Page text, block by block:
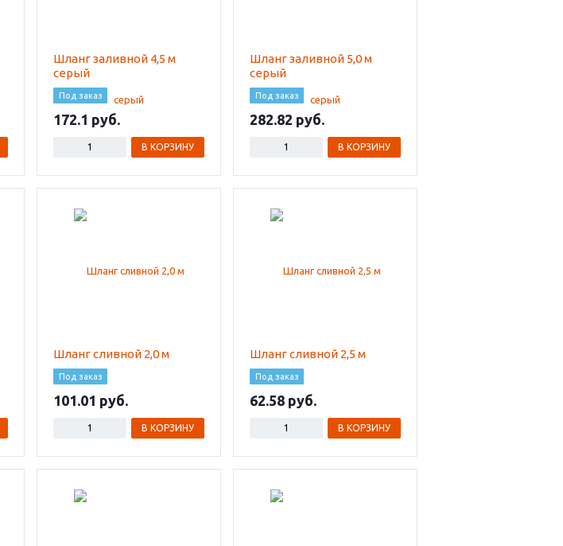
Шланг заливной 4,5 м
серый
Под заказ
172.1
В КОРЗИНУ
Шланг заливной 5,0 м
серый
Под заказ
282.82
В КОРЗИНУ
Шланг сливной 2,0 м
Под заказ
101.01
В КОРЗИНУ
Шланг сливной 2,5 м
Под заказ
62.58
В КОРЗИНУ